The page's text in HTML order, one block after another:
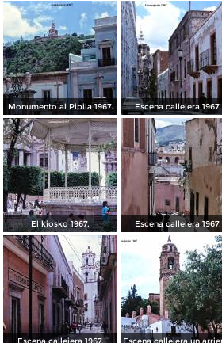
Monumento al Pipila 1967. Escena callejera 1967.
El kiosko 1967. Escena callejera 1967.
Escena callejera 1967.